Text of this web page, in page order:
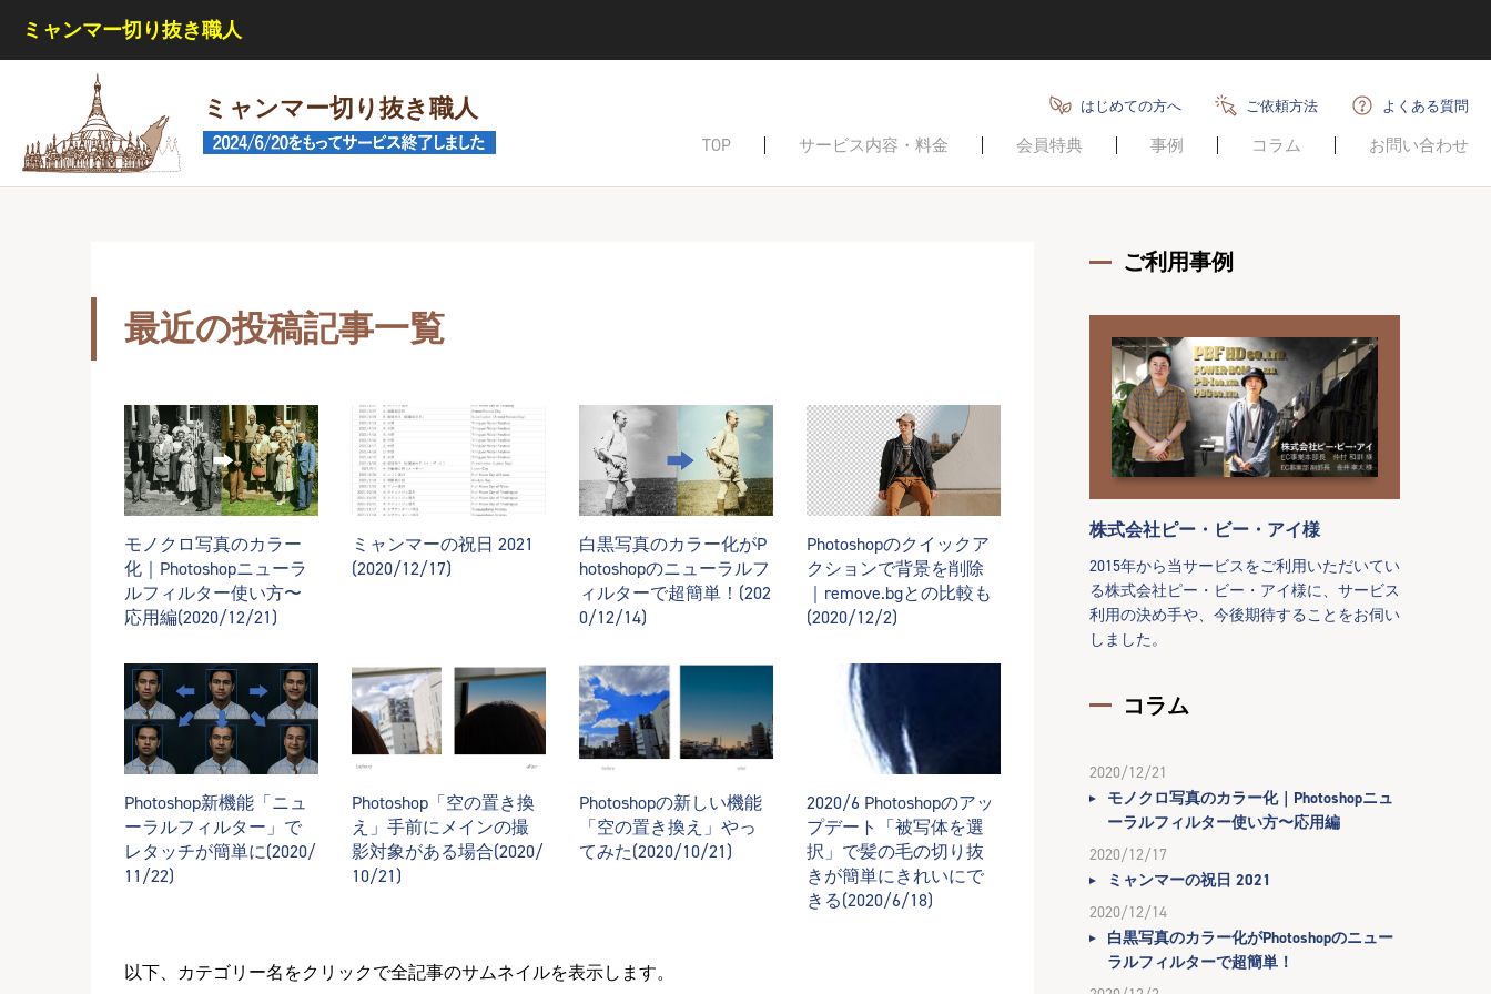
このサイトは機能実現/改善のためにCookieを利用します。
承諾して閉じる
ミャンマー切り抜き職人
ミャンマー切り抜き職人 はじめての方へ ご依頼方法 よくある質問
TOP サービス内容・料金 会員特典 事例 コラム お問い合わせ
最近の投稿記事一覧
モノクロ写真のカラー
化｜Photoshopニューラ
ルフィルター使い方〜
応用編(2020/12/21)
ミャンマーの祝日 2021
(2020/12/17)
白黒写真のカラー化がP
hotoshopのニューラルフ
ィルターで超簡単！(202
0/12/14)
Photoshopのクイックア
クションで背景を削除
｜remove.bgとの比較も
(2020/12/2)
Photoshop新機能「ニュ
ーラルフィルター」で
レタッチが簡単に(2020/
11/22)
Photoshop「空の置き換
え」手前にメインの撮
影対象がある場合(2020/
10/21)
Photoshopの新しい機能
「空の置き換え」やっ
てみた(2020/10/21)
2020/6 Photoshopのアッ
プデート「被写体を選
択」で髪の毛の切り抜
きが簡単にきれいにで
きる(2020/6/18)
以下、カテゴリー名をクリックで全記事のサムネイルを表示します。
ご利用事例
株式会社ピー・ビー・アイ様
2015年から当サービスをご利用いただいてい
る株式会社ピー・ビー・アイ様に、サービス
利用の決め手や、今後期待することをお伺い
しました。
コラム
2020/12/21
モノクロ写真のカラー化｜Photoshopニュ
ーラルフィルター使い方〜応用編
2020/12/17
ミャンマーの祝日 2021
2020/12/14
白黒写真のカラー化がPhotoshopのニュー
ラルフィルターで超簡単！